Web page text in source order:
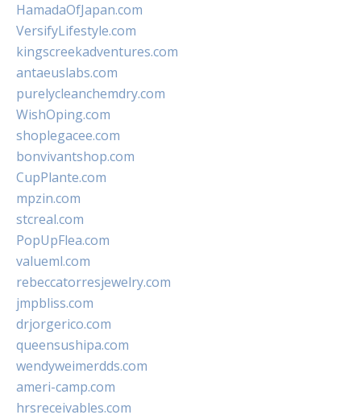
HamadaOfJapan.com
VersifyLifestyle.com
kingscreekadventures.com
antaeuslabs.com
purelycleanchemdry.com
WishOping.com
shoplegacee.com
bonvivantshop.com
CupPlante.com
mpzin.com
stcreal.com
PopUpFlea.com
valueml.com
rebeccatorresjewelry.com
jmpbliss.com
drjorgerico.com
queensushipa.com
wendyweimerdds.com
ameri-camp.com
hrsreceivables.com